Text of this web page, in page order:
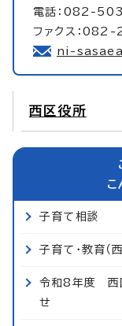
電話：082-
ファクス：
ni-
西区役所
こ
子育て相談
子育て・教育（西
令和8年度 西
せ